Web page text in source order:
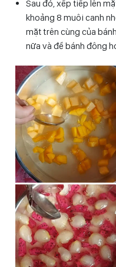
Sau đó, xếp tiếp lên
khoảng 8 muôi canh
mặt trên cùng của
nữa và để bánh đông